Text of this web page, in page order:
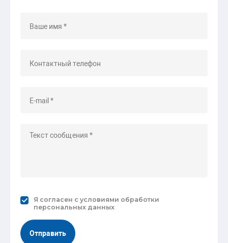
Я согласен с условиями обработки
персональных данных
Отправить